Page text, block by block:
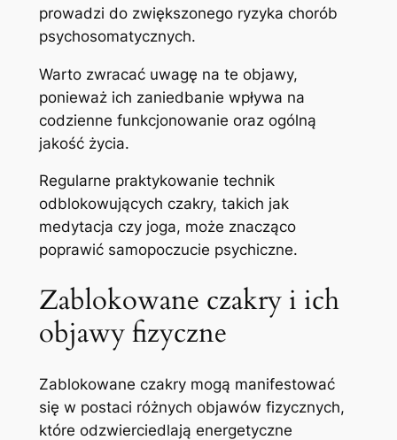
prowadzi do zwiększonego ryzyka chorób
psychosomatycznych.
Warto zwracać uwagę na te objawy,
ponieważ ich zaniedbanie wpływa na
codzienne funkcjonowanie oraz ogólną
jakość życia.
Regularne praktykowanie technik
odblokowujących czakry, takich jak
medytacja czy joga, może znacząco
poprawić samopoczucie psychiczne.
Zablokowane czakry i ich
objawy fizyczne
Zablokowane czakry mogą manifestować
się w postaci różnych objawów fizycznych,
które odzwierciedlają energetyczne